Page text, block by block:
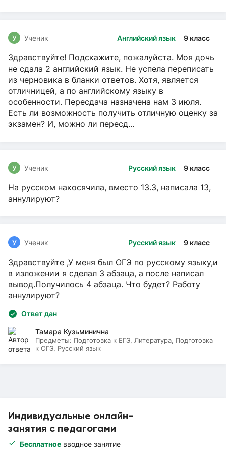
Индивидуальные онлайн-
занятия с педагогами
Бесплатное вводное занятие
Английский язык 9 класс
У Ученик
Здравствуйте! Подскажите, пожалуйста. Моя дочь
не сдала 2 английский язык. Не успела переписать
из черновика в бланки ответов. Хотя, является
отличницей, а по английскому языку в
особенности. Пересдача назначена нам 3 июля.
Есть ли возможность получить отличную оценку за
экзамен? И, можно ли пересд...
Русский язык 9 класс
У Ученик
На русском накосячила, вместо 13.3, написала 13,
аннулируют?
Русский язык 9 класс
У Ученик
Здравствуйте ,У меня был ОГЭ по русскому языку,и
в изложении я сделал 3 абзаца, а после написал
вывод.Получилось 4 абзаца. Что будет? Работу
аннулируют?
Ответ дан
Тамара Кузьминична
Предметы: Подготовка к ЕГЭ, Литература, Подготовка
к ОГЭ, Русский язык